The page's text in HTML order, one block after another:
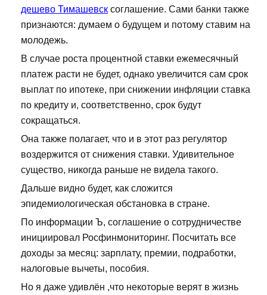
дешево Тимашевск соглашение. Сами банки также
признаются: думаем о будущем и потому ставим на
молодежь.
В случае роста процентной ставки ежемесячный
платеж расти не будет, однако увеличится сам срок
выплат по ипотеке, при снижении инфляции ставка
по кредиту и, соответственно, срок будут
сокращаться.
Она также полагает, что и в этот раз регулятор
воздержится от снижения ставки. Удивительное
существо, никогда раньше не видела такого.
Дальше видно будет, как сложится
эпидемиологическая обстановка в стране.
По информации Ъ, соглашение о сотрудничестве
инициировал Росфинмониторинг. Посчитать все
доходы за месяц: зарплату, премии, подработки,
налоговые вычеты, пособия.
Но я даже удивлён ,что некоторые верят в жизнь